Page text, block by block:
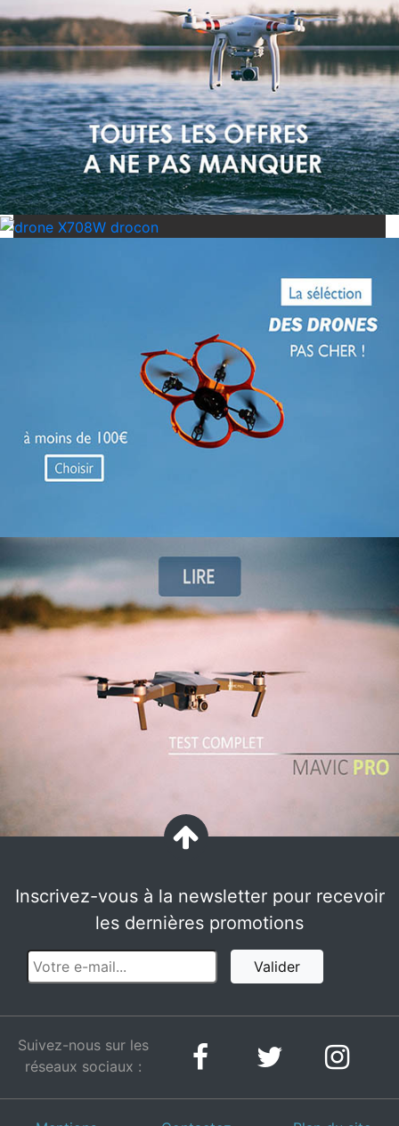
Inscrivez-vous à la newsletter pour recevoir
les dernières promotions
Valider
Suivez-nous sur les
réseaux sociaux :